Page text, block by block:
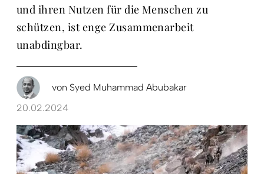
und ihren Nutzen für die Menschen zu
schützen, ist enge Zusammenarbeit
unabdingbar.
von Syed Muhammad Abubakar
20.02.2024